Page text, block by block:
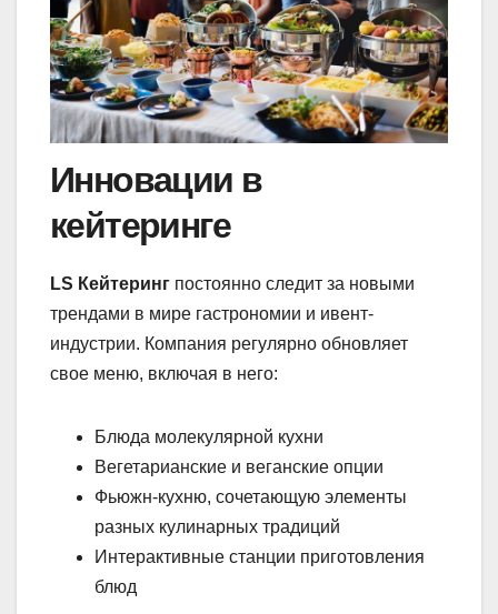
Инновации в
кейтеринге
LS Кейтеринг постоянно следит за новыми
трендами в мире гастрономии и ивент-
индустрии. Компания регулярно обновляет
свое меню, включая в него:
Блюда молекулярной кухни
Вегетарианские и веганские опции
Фьюжн-кухню, сочетающую элементы
разных кулинарных традиций
Интерактивные станции приготовления
блюд